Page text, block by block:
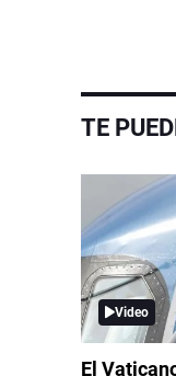
TE
Video
El